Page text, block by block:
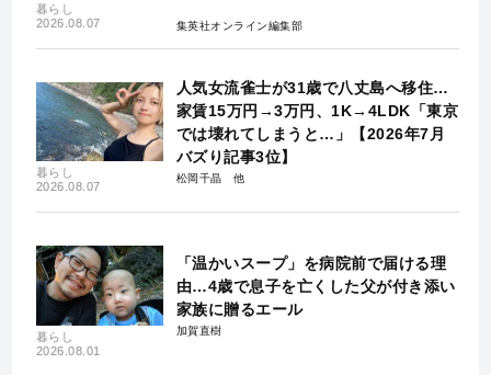
暮らし
2026.08.07
集英社オンライン編集部
暮らし
2026.08.07
人気女流雀士が31歳で八丈島へ移住…
家賃15万円→3万円、1K→4LDK「東京
では壊れてしまうと…」【2026年7月
バズり記事3位】
松岡千晶
暮らし
2026.08.01
「温かいスープ」を病院前で届ける理
由…4歳で息子を亡くした父が付き添い
家族に贈るエール
加賀直樹